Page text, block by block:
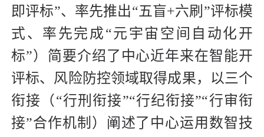
即评标”、率先推出“五盲+六刷”评标模
式、率先完成“元宇宙空间自动化开
标”）简要介绍了中心近年来在智能开
评标、风险防控领域取得成果，以三个
衔接（“行刑衔接”“行纪衔接”“行审衔
接”合作机制）阐述了中心运用数智技